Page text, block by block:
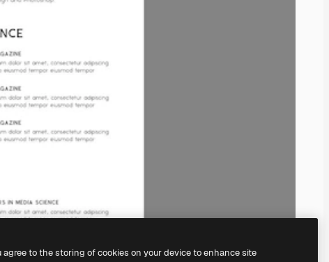
agree to the storing of cookies on your device to enhance site